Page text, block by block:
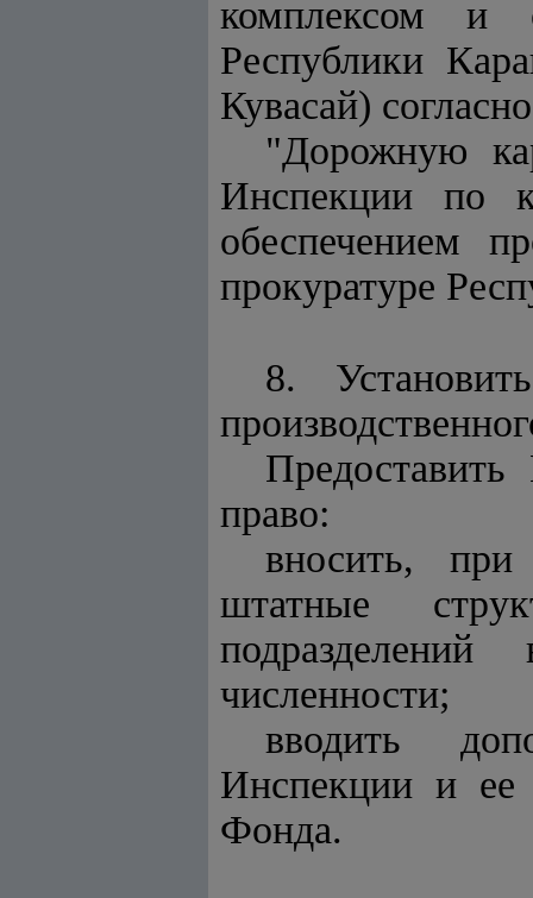
комплексом и
Республики
Кувасай)
"Дорожную
Инспекции по
обеспечением
прокуратуре
8.
Предоставить
право:
вносить, при
штатные
численности;
вводить
Инспекции и ее
Фонда.